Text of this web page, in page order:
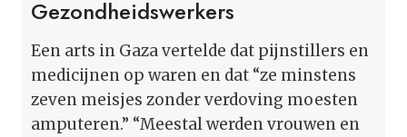
Gezondheidswerkers
Een arts in Gaza vertelde dat pijnstillers en
medicijnen op waren en dat “ze minstens
zeven meisjes zonder verdoving moesten
amputeren.” “Meestal werden vrouwen en